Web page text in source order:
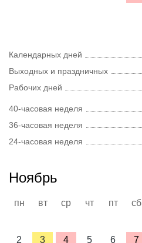
Календарных дней
Выходных и праздничных
Рабочих дней
40-часовая неделя
36-часовая неделя
24-часовая неделя
Ноябрь
пн вт ср чт пт сб
2
3 4 5 6 7